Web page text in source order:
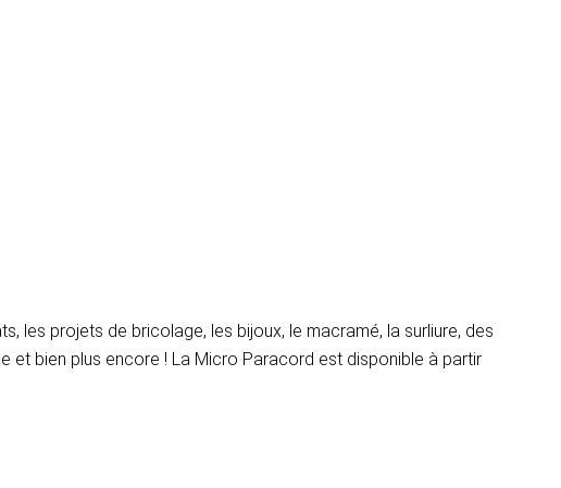
les projets de bricolage, les bijoux, le macramé, la surliure, des
et bien plus encore ! La Micro Paracord est disponible à partir